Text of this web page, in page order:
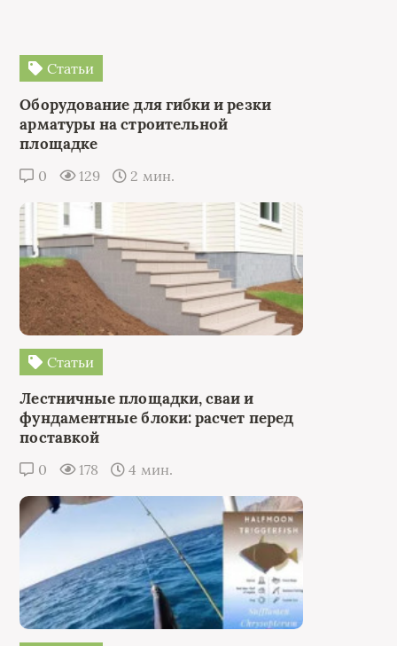
Статьи
Оборудование для гибки и резки
арматуры на строительной
площадке
0 129 2 мин.
Статьи
Лестничные площадки, сваи и
фундаментные блоки: расчет перед
поставкой
0 178 4 мин.